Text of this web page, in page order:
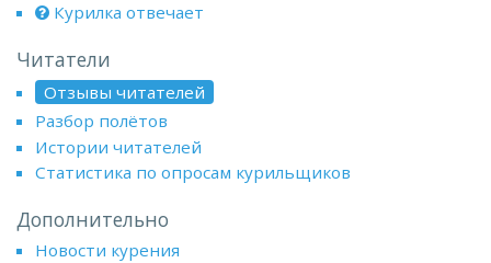
Курилка отвечает
Читатели
Отзывы читателей
Разбор полётов
Истории читателей
Статистика по опросам курильщиков
Дополнительно
Новости курения